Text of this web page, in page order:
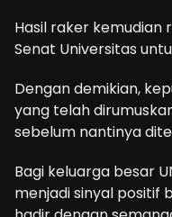
Hasil raker kemudian
Senat Universitas
Dengan demikian,
yang telah
sebelum nantinya
Bagi keluarga besar
menjadi sinyal positif